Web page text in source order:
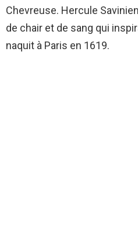
Chevreuse. Hercule
de chair et de sang qui
naquit à Paris en 1619.